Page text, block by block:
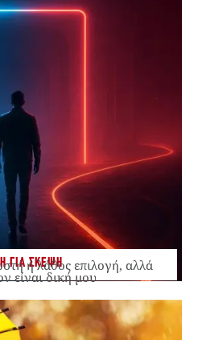
ΓΙΑ ΣΚΕΨΗ
ή λάθος επιλογή, αλλά
είναι δική μου